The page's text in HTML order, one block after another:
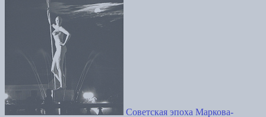
Советская эпоха Маркова-